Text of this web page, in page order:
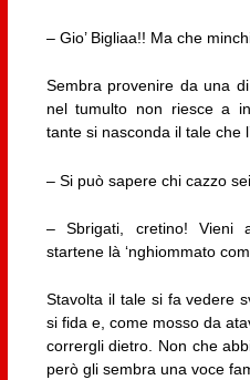
– Gio’ Bigliaa!! Ma che
Sembra provenire da una
nel tumulto non riesce a
tante si nasconda il tale che
– Si può sapere chi cazzo
– Sbrigati, cretino! Vieni
startene là ‘nghiommato
Stavolta il tale si fa vedere
si fida e, come mosso da
corrergli dietro. Non che
però gli sembra una voce